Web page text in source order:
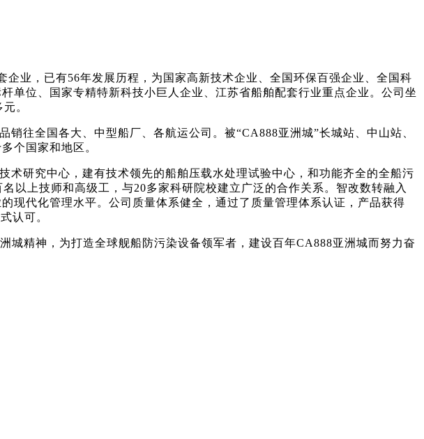
业，已有56年发展历程，为国家高新技术企业、全国环保百强企业、全国科
单位、国家专精特新科技小巨人企业、江苏省船舶配套行业重点企业。公司坐
。
往全国各大、中型船厂、各航运公司。被“CA888亚洲城”长城站、中山站、
个国家和地区。
研究中心，建有技术领先的船舶压载水处理试验中心，和功能齐全的全船污
以上技师和高级工，与20多家科研院校建立广泛的合作关系。智改数转融入
现代化管理水平。公司质量体系健全，通过了质量管理体系认证，产品获得
认可。
精神，为打造全球舰船防污染设备领军者，建设百年CA888亚洲城而努力奋